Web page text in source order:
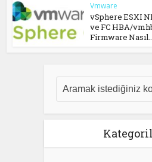
Vmware
vSphere ESXI
ve FC HBA/
Firmware